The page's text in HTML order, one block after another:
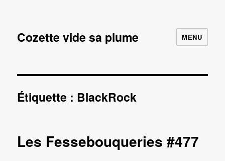
Cozette vide sa plume MENU
Étiquette : BlackRock
Les Fessebouqueries #477